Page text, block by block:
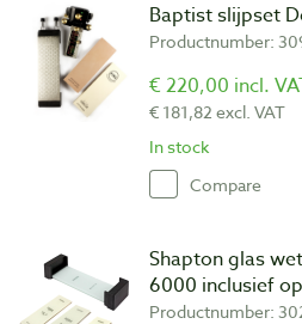
Baptist slijpset
Productnumber:
€ 220,00 incl.
€ 181,82 excl. VAT
In stock
Compare
Shapton glas
6000 inclusief
Productnumber: